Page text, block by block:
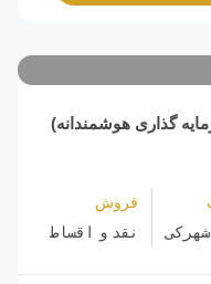
گذاری هوشمندانه)
فروش
نقد و اقساط